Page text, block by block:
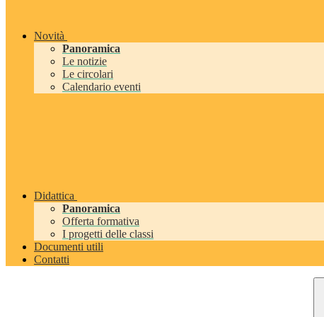
Novità
Panoramica
Le notizie
Le circolari
Calendario eventi
Didattica
Panoramica
Offerta formativa
I progetti delle classi
Documenti utili
Contatti